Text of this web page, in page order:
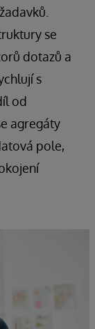
se
dotazů a
s
od
agregáty
pole,